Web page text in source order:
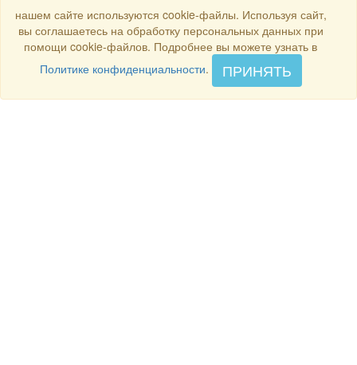
нашем сайте используются cookie-файлы. Используя сайт,
вы соглашаетесь на обработку персональных данных при
помощи cookie-файлов. Подробнее вы можете узнать в
Политике конфиденциальности. ПРИНЯТЬ